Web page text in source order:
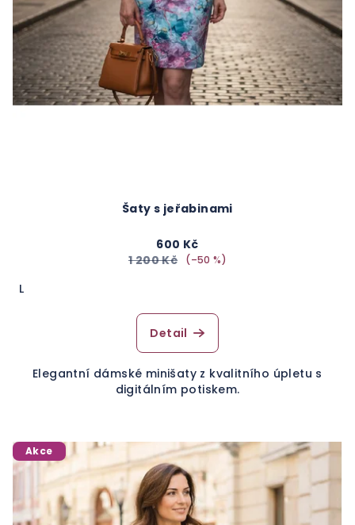
Šaty s jeřabinami
600 Kč
1 200 Kč
(–50 %)
L
Detail
Elegantní dámské minišaty z kvalitního úpletu s
digitálním potiskem.
Akce